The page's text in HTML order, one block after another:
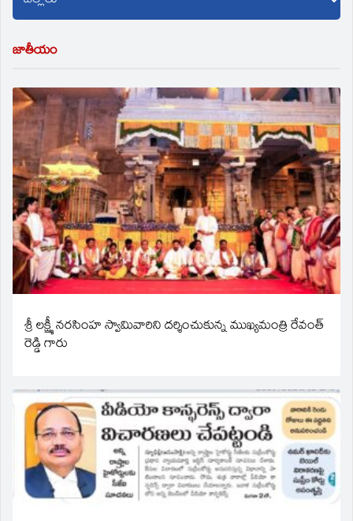
జాతీయం
శ్రీ లక్ష్మీ నరసింహ స్వామివారిని దర్శించుకున్న ముఖ్యమంత్రి రేవంత్
రెడ్డి గారు